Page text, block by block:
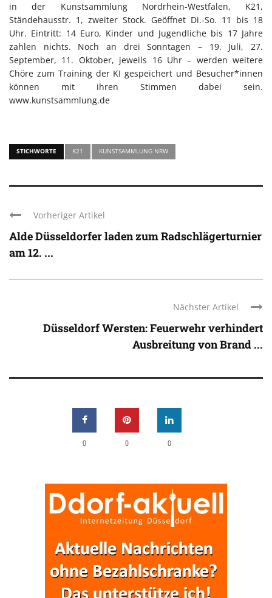
in der Kunstsammlung Nordrhein-Westfalen, K21,
Ständehausstr. 1, zweiter Stock. Geöffnet Di.-So. 11 bis 18
Uhr. Eintritt: 14 Euro, Kinder und Jugendliche bis 17 Jahre
zahlen nichts. Noch an drei Sonntagen – 19. Juli, 27.
September, 11. Oktober, jeweils 16 Uhr – werden weitere
Chöre zum Training der KI gespeichert und Besucher*innen
können mit ihren Stimmen dabei sein.
www.kunstsammlung.de
STICHWORTE K21 KUNSTSAMMLUNG NRW
Vorheriger Artikel
Alde Düsseldorfer laden zum Radschlägerturnier
am 12. ...
Nächster Artikel
Düsseldorf Wersten: Feuerwehr verhindert
Ausbreitung von Brand ...
0 0 0